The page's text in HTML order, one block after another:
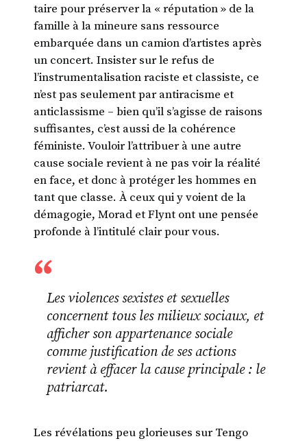
taire pour préserver la « réputation » de la
famille à la mineure sans ressource
embarquée dans un camion d’artistes après
un concert. Insister sur le refus de
l’instrumentalisation raciste et classiste, ce
n’est pas seulement par antiracisme et
anticlassisme – bien qu’il s’agisse de raisons
suffisantes, c’est aussi de la cohérence
féministe. Vouloir l’attribuer à une autre
cause sociale revient à ne pas voir la réalité
en face, et donc à protéger les hommes en
tant que classe. À ceux qui y voient de la
démagogie, Morad et Flynt ont une pensée
profonde à l’intitulé clair pour vous.
Les violences sexistes et sexuelles
concernent tous les milieux sociaux, et
afficher son appartenance sociale
comme justification de ses actions
revient à effacer la cause principale : le
patriarcat.
Les révélations peu glorieuses sur Tengo